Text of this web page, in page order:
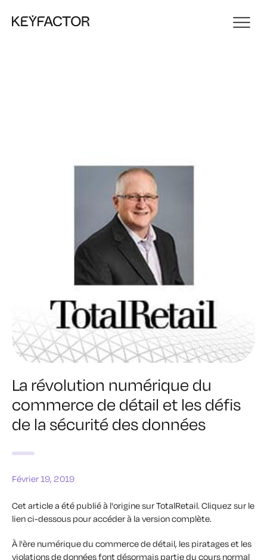
La révolution numérique du
commerce de détail et les défis
de la sécurité des données
Février 19, 2019
Cet article a été publié à l'origine sur TotalRetail.Cliquez sur le
lien ci-dessous pour accéder à la version complète.
À l'ère numérique du commerce de détail, les piratages et les
violations de données font désormais partie du cours normal